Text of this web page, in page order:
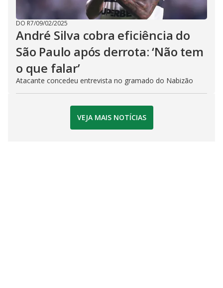
DO R7/09/02/2025
André Silva cobra eficiência do
São Paulo após derrota: ‘Não tem
o que falar’
Atacante concedeu entrevista no gramado do Nabizão
VEJA MAIS NOTÍCIAS